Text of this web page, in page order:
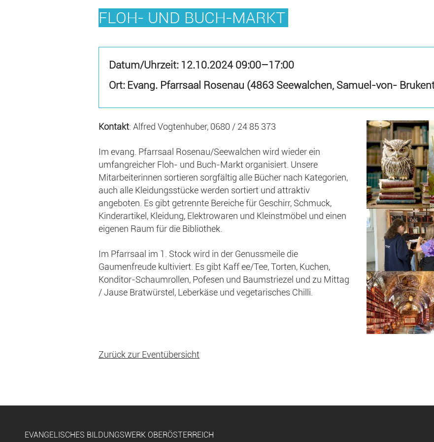
FLOH- UND BUCH-MARKT
Datum/Uhrzeit: 12.10.2024 09:00–17:00
Ort: Evang. Pfarrsaal Rosenau (4863 Seewalchen, Samuel-von-
Kontakt: Alfred Vogtenhuber, 0680 / 24 85 373
Im evang. Pfarrsaal Rosenau/Seewalchen wird wieder ein
umfangreicher Floh- und Buch-Markt organisiert. Unsere
Mitarbeiterinnen sortieren sorgfältig alle Bücher nach Kategorien,
auch alle Kleidungsstücke werden sortiert und attraktiv
angeboten. Es gibt getrennte Bereiche für Geschirr, Schmuck,
Kinderartikel, Kleidung, Elektrowaren und Kleinstmöbel und einen
eigenen Raum für die Bibliothek.
Im Pfarrsaal im 1. Stock wird in der Genussmeile die
Gaumenfreude kultiviert. Es gibt Kaff ee/Tee, Torten, Kuchen,
Konditor-Schaumrollen, Pofesen und Baumstriezel und zu Mittag
/ Jause Bratwürstel, Leberkäse und vegetarisches Chilli.
Zurück zur Eventübersicht
EVANGELISCHES BILDUNGSWERK OBERÖSTERREICH